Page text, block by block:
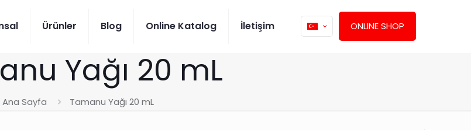
Ürünler Blog Online Katalog İletişim ONLINE SHOP
Yağı 20 mL
Ana Sayfa Tamanu Yağı 20 mL